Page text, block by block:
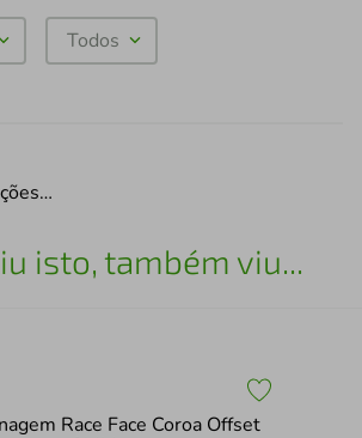
Todos
isto, também viu...